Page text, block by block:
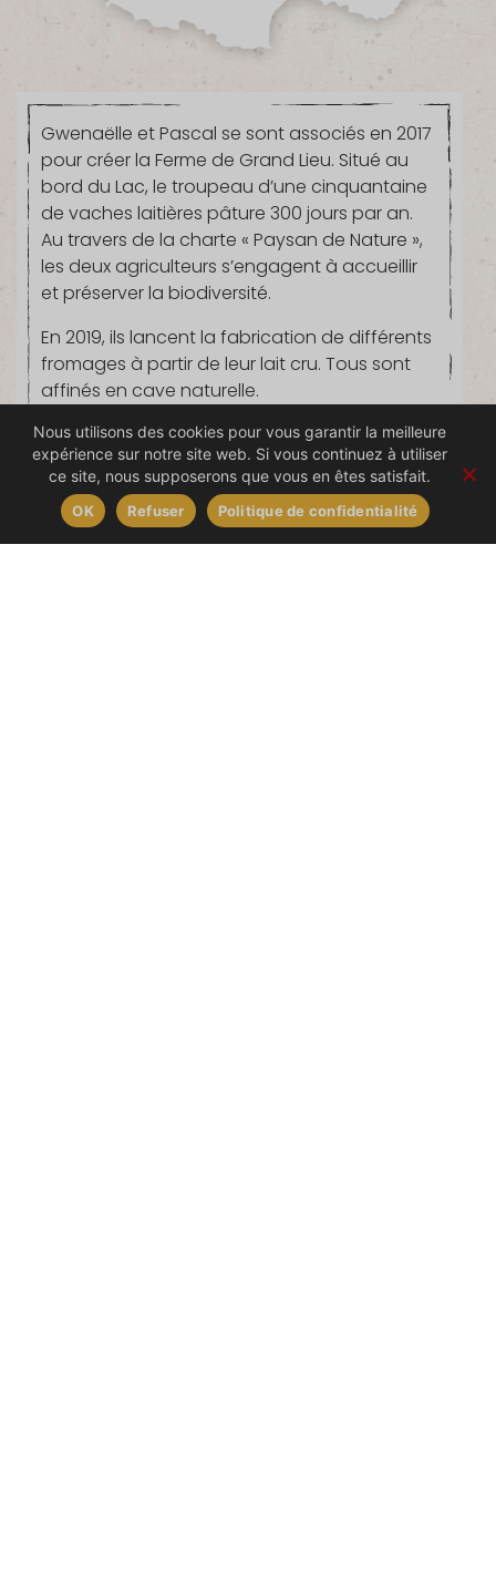
Gwenaëlle et Pascal se sont associés en 2017
pour créer la Ferme de Grand Lieu. Situé au
bord du Lac, le troupeau d’une cinquantaine
de vaches laitières pâture 300 jours par an.
Au travers de la charte « Paysan de Nature »,
les deux agriculteurs s’engagent à accueillir
et préserver la biodiversité.
En 2019, ils lancent la fabrication de différents
fromages à partir de leur lait cru. Tous sont
affinés en cave naturelle.
DÉCOUVREZ
Nous utilisons des cookies pour vous garantir la meilleure
expérience sur notre site web. Si vous continuez à utiliser
ce site, nous supposerons que vous en êtes satisfait.
OK Refuser Politique de confidentialité